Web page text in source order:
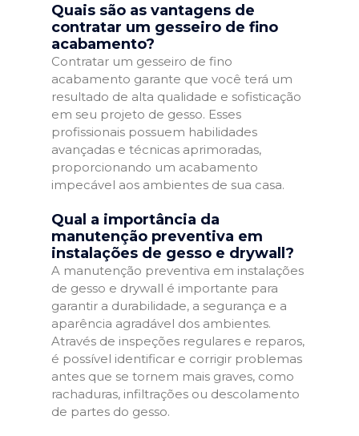
Quais são as vantagens de
contratar um gesseiro de fino
acabamento?
Contratar um gesseiro de fino
acabamento garante que você terá um
resultado de alta qualidade e sofisticação
em seu projeto de gesso. Esses
profissionais possuem habilidades
avançadas e técnicas aprimoradas,
proporcionando um acabamento
impecável aos ambientes de sua casa.
Qual a importância da
manutenção preventiva em
instalações de gesso e drywall?
A manutenção preventiva em instalações
de gesso e drywall é importante para
garantir a durabilidade, a segurança e a
aparência agradável dos ambientes.
Através de inspeções regulares e reparos,
é possível identificar e corrigir problemas
antes que se tornem mais graves, como
rachaduras, infiltrações ou descolamento
de partes do gesso.